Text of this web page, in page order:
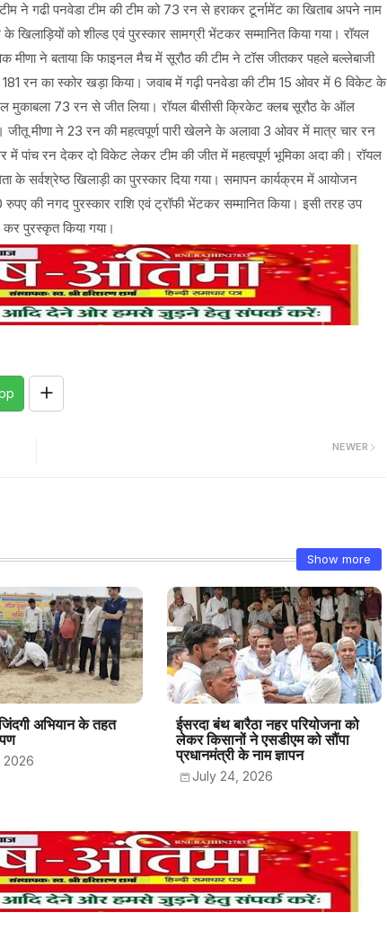
ने गढी पनवेडा टीम की टीम को 73 रन से हराकर टूर्नामेंट का खिताब अपने नाम
खिलाड़ियों को शील्ड एवं पुरस्कार सामग्री भेंटकर सम्मानित किया गया। रॉयल
मीणा ने बताया कि फाइनल मैच में सूरौठ की टीम ने टॉस जीतकर पहले बल्लेबाजी
रन का स्कोर खड़ा किया। जवाब में गढ़ी पनवेडा की टीम 15 ओवर में 6 विकेट के
मुकाबला 73 रन से जीत लिया। रॉयल बीसीसी क्रिकेट क्लब सूरौठ के ऑल
मीणा ने 23 रन की महत्वपूर्ण पारी खेलने के अलावा 3 ओवर में मात्र चार रन
रन देकर दो विकेट लेकर टीम की जीत में महत्वपूर्ण भूमिका अदा की। रॉयल
के सर्वश्रेष्ठ खिलाड़ी का पुरस्कार दिया गया। समापन कार्यक्रम में आयोजन
की नगद पुरस्कार राशि एवं ट्रॉफी भेंटकर सम्मानित किया। इसी तरह उप
पुरस्कृत किया गया।
NEWER
Show more
अभियान के तहत
2026
ईसरदा बंथ बारैठा नहर परियोजना को
लेकर किसानों ने एसडीएम को सौंपा
प्रधानमंत्री के नाम ज्ञापन
July 24, 2026